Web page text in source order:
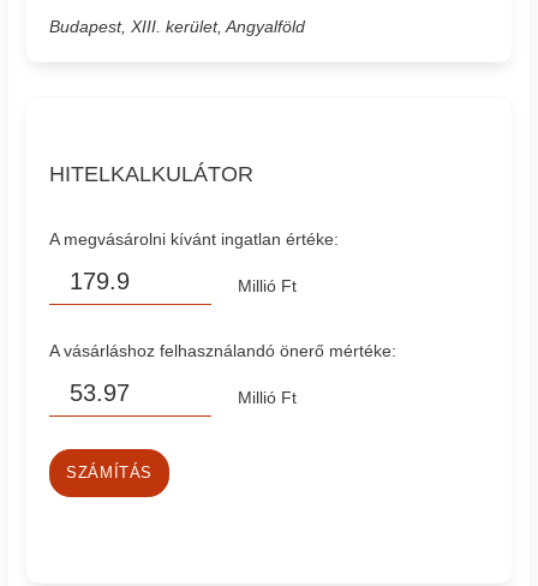
Budapest, XIII. kerület, Angyalföld
HITELKALKULÁTOR
A megvásárolni kívánt ingatlan értéke:
Millió Ft
A vásárláshoz felhasználandó önerő mértéke:
Millió Ft
SZÁMÍTÁS